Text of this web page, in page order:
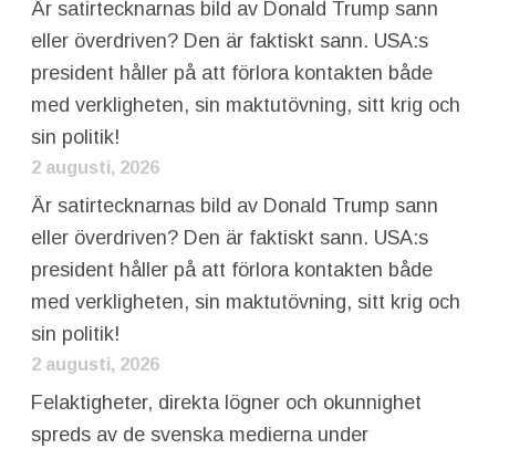
Är satirtecknarnas bild av Donald Trump sann
eller överdriven? Den är faktiskt sann. USA:s
president håller på att förlora kontakten både
med verkligheten, sin maktutövning, sitt krig och
sin politik!
2 augusti, 2026
Är satirtecknarnas bild av Donald Trump sann
eller överdriven? Den är faktiskt sann. USA:s
president håller på att förlora kontakten både
med verkligheten, sin maktutövning, sitt krig och
sin politik!
2 augusti, 2026
Felaktigheter, direkta lögner och okunnighet
spreds av de svenska medierna under